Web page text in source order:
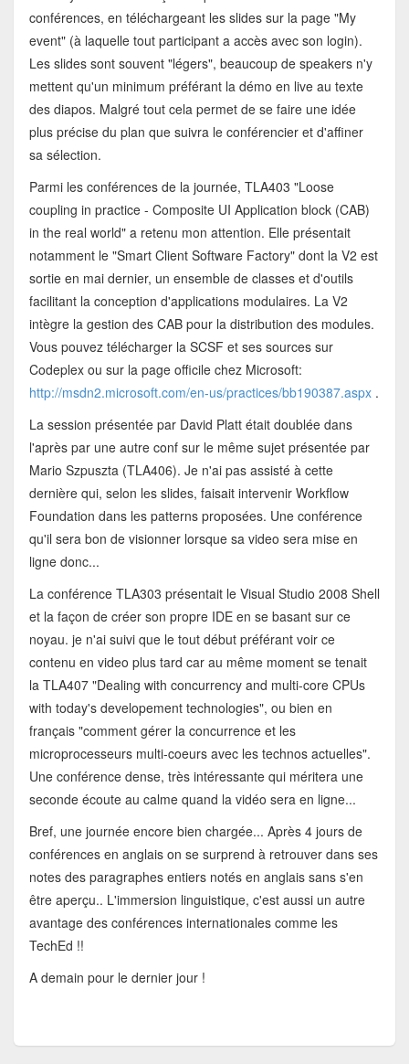
conférences, en téléchargeant les slides sur la page "My
event" (à laquelle tout participant a accès avec son login).
Les slides sont souvent "légers", beaucoup de speakers n'y
mettent qu'un minimum préférant la démo en live au texte
des diapos. Malgré tout cela permet de se faire une idée
plus précise du plan que suivra le conférencier et d'affiner
sa sélection.
Parmi les conférences de la journée, TLA403 "Loose
coupling in practice - Composite UI Application block (CAB)
in the real world" a retenu mon attention. Elle présentait
notamment le "Smart Client Software Factory" dont la V2 est
sortie en mai dernier, un ensemble de classes et d'outils
facilitant la conception d'applications modulaires. La V2
intègre la gestion des CAB pour la distribution des modules.
Vous pouvez télécharger la SCSF et ses sources sur
Codeplex ou sur la page officile chez Microsoft:
http://msdn2.microsoft.com/en-us/practices/bb190387.aspx.
La session présentée par David Platt était doublée dans
l'après par une autre conf sur le même sujet présentée par
Mario Szpuszta (TLA406). Je n'ai pas assisté à cette
dernière qui, selon les slides, faisait intervenir Workflow
Foundation dans les patterns proposées. Une conférence
qu'il sera bon de visionner lorsque sa video sera mise en
ligne donc...
La conférence TLA303 présentait le Visual Studio 2008 Shell
et la façon de créer son propre IDE en se basant sur ce
noyau. je n'ai suivi que le tout début préférant voir ce
contenu en video plus tard car au même moment se tenait
la TLA407 "Dealing with concurrency and multi-core CPUs
with today's developement technologies", ou bien en
français "comment gérer la concurrence et les
microprocesseurs multi-coeurs avec les technos actuelles".
Une conférence dense, très intéressante qui méritera une
seconde écoute au calme quand la vidéo sera en ligne...
Bref, une journée encore bien chargée... Après 4 jours de
conférences en anglais on se surprend à retrouver dans ses
notes des paragraphes entiers notés en anglais sans s'en
être aperçu.. L'immersion linguistique, c'est aussi un autre
avantage des conférences internationales comme les
TechEd !!
A demain pour le dernier jour !